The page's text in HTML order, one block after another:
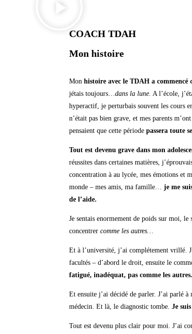
COACH TDAH
Mon histoire
Mon histoire avec le TDAH a commencé
jétais toujours…dans la lune. A l’école,
hyperactif, je perturbais souvent les cours
n’était pas bien grave, et mes parents
pensaient que cette période passera toute
Tout est devenu grave dans mon
réussites dans certaines matières,
concentration à au lycée, mes émotions et
monde – mes amis, ma famille… je me
de l’aide.
Je sentais enormement de poids sur moi, le
concentrer comme les autres…
Et à l’université, j’ai complétement vrillé.
facultés – d’abord le droit, ensuite le
fatigué, inadéquat, pas comme les autres.
Et ensuite j’ai décidé de parler. J’ai parlé
médecin. Et là, le diagnostic tombe. Je
Tout est devenu plus clair pour moi. J’ai